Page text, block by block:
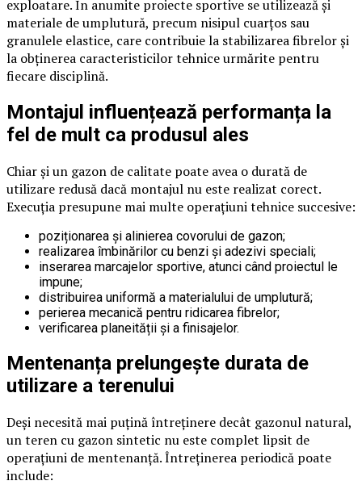
exploatare. În anumite proiecte sportive se utilizează și
materiale de umplutură, precum nisipul cuarțos sau
granulele elastice, care contribuie la stabilizarea fibrelor și
la obținerea caracteristicilor tehnice urmărite pentru
fiecare disciplină.
Montajul influențează performanța la
fel de mult ca produsul ales
Chiar și un gazon de calitate poate avea o durată de
utilizare redusă dacă montajul nu este realizat corect.
Execuția presupune mai multe operațiuni tehnice succesive:
poziționarea și alinierea covorului de gazon;
realizarea îmbinărilor cu benzi și adezivi speciali;
inserarea marcajelor sportive, atunci când proiectul le
impune;
distribuirea uniformă a materialului de umplutură;
perierea mecanică pentru ridicarea fibrelor;
verificarea planeității și a finisajelor.
Mentenanța prelungește durata de
utilizare a terenului
Deși necesită mai puțină întreținere decât gazonul natural,
un teren cu gazon sintetic nu este complet lipsit de
operațiuni de mentenanță. Întreținerea periodică poate
include: